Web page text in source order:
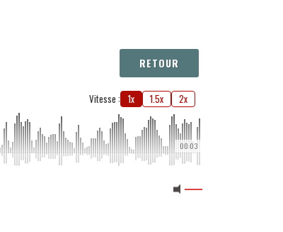
RETOUR
Vitesse : 1x 1.5x 2x
00:03